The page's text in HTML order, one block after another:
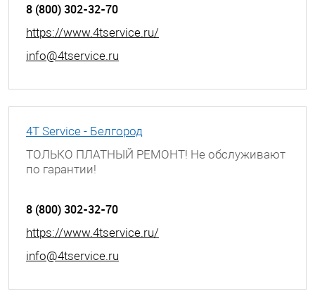
8 (800) 302-32-70
https://www.4tservice.ru/
info@4tservice.ru
4T Service - Белгород
ТОЛЬКО ПЛАТНЫЙ РЕМОНТ! Не обслуживают
по гарантии!
8 (800) 302-32-70
https://www.4tservice.ru/
info@4tservice.ru